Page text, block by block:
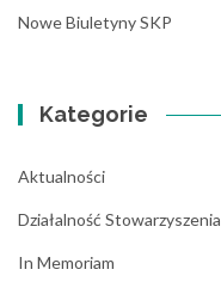
Nowe Biuletyny SKP
Kategorie
Aktualności
Działalność Stowarzyszenia
In Memoriam